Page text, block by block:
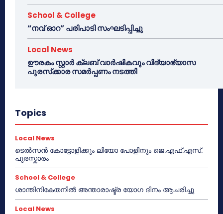
School & College
“നവ് ഓറ” പരിപാടി സംഘടിപ്പിച്ചു
Local News
ഊരകം സ്റ്റാർ ക്ലബ് വാർഷികവും വിദ്യാഭ്യാസ
പുരസ്‌ക്കാര സമർപ്പണം നടത്തി
Topics
Local News
ടെൽസൻ കോട്ടോളിക്കും ലിയോ പോളിനും ജെ.എഫ്.എസ്.
പുരസ്കാരം
School & College
ശാന്തിനികേതനിൽ അന്താരാഷ്ട്ര യോഗ ദിനം ആചരിച്ചു
Local News